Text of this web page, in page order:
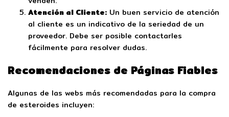
Atención al Cliente: Un buen servicio de atención
al cliente es un indicativo de la seriedad de un
proveedor. Debe ser posible contactarles
fácilmente para resolver dudas.
Recomendaciones de Páginas Fiables
Algunas de las webs más recomendadas para la compra
de esteroides incluyen: